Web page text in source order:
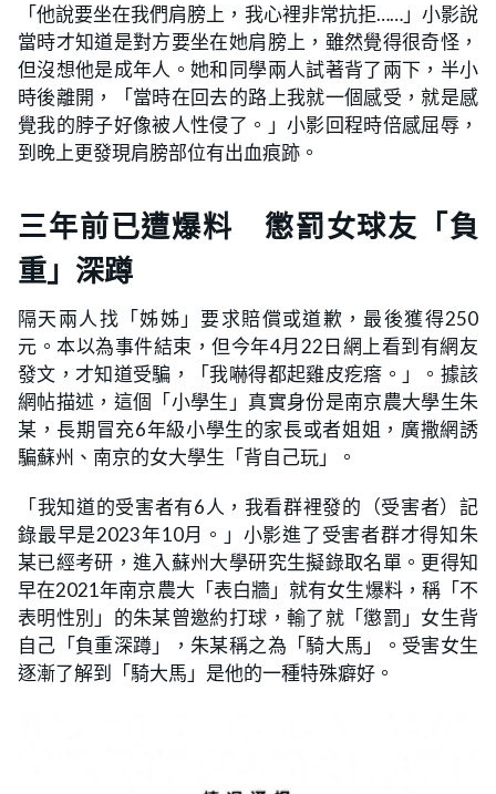
「他說要坐在我們肩膀上，我心裡非常抗拒……」小影說
當時才知道是對方要坐在她肩膀上，雖然覺得很奇怪，
但沒想他是成年人。她和同學兩人試著背了兩下，半小
時後離開，「當時在回去的路上我就一個感受，就是感
覺我的脖子好像被人性侵了。」小影回程時倍感屈辱，
到晚上更發現肩膀部位有出血痕跡。
三年前已遭爆料 懲罰女球友「負
重」深蹲
隔天兩人找「姊姊」要求賠償或道歉，最後獲得250
元。本以為事件結束，但今年4月22日網上看到有網友
發文，才知道受騙，「我嚇得都起雞皮疙瘩。」。據該
網帖描述，這個「小學生」真實身份是南京農大學生朱
某，長期冒充6年級小學生的家長或者姐姐，廣撒網誘
騙蘇州、南京的女大學生「背自己玩」。
「我知道的受害者有6人，我看群裡發的（受害者）記
錄最早是2023年10月。」小影進了受害者群才得知朱
某已經考研，進入蘇州大學研究生擬錄取名單。更得知
早在2021年南京農大「表白牆」就有女生爆料，稱「不
表明性別」的朱某曾邀約打球，輸了就「懲罰」女生背
自己「負重深蹲」，朱某稱之為「騎大馬」。受害女生
逐漸了解到「騎大馬」是他的一種特殊癖好。